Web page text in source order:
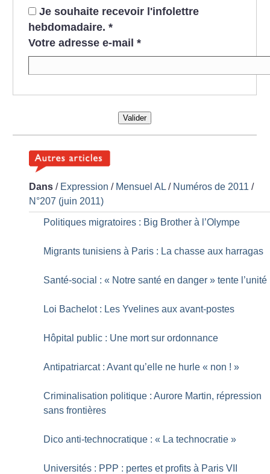
Je souhaite recevoir l'infolettre
hebdomadaire. *
Votre adresse e-mail *
Valider
Dans / Expression / Mensuel AL / Numéros de 2011 /
N°207 (juin 2011)
Politiques migratoires : Big Brother à l’Olympe
Migrants tunisiens à Paris : La chasse aux harragas
Santé-social : « Notre santé en danger » tente l’unité
Loi Bachelot : Les Yvelines aux avant-postes
Hôpital public : Une mort sur ordonnance
Antipatriarcat : Avant qu’elle ne hurle « non ! »
Criminalisation politique : Aurore Martin, répression
sans frontières
Dico anti-technocratique : « La technocratie »
Universités : PPP : pertes et profits à Paris VII